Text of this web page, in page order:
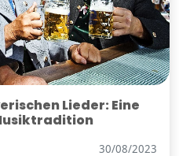
Lieder: Eine
30/08/2023